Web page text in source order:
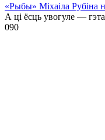
«Рыбы» Міхаіла
А ці ёсць увогуле — гэта
090